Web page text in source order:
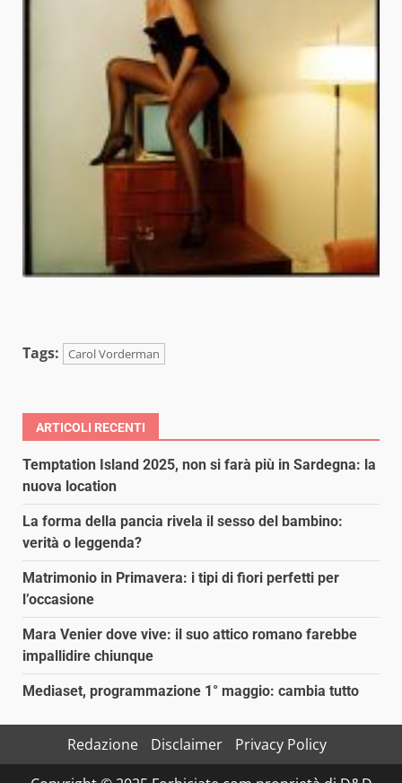
Tags: Carol Vorderman
ARTICOLI RECENTI
Temptation Island 2025, non si farà più in Sardegna: la
nuova location
La forma della pancia rivela il sesso del bambino:
verità o leggenda?
Matrimonio in Primavera: i tipi di fiori perfetti per
l’occasione
Mara Venier dove vive: il suo attico romano farebbe
impallidire chiunque
Mediaset, programmazione 1° maggio: cambia tutto
Redazione Disclaimer
Privacy Policy